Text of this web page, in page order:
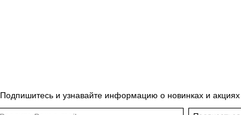
Подпишитесь и узнавайте информацию о новинках и акциях